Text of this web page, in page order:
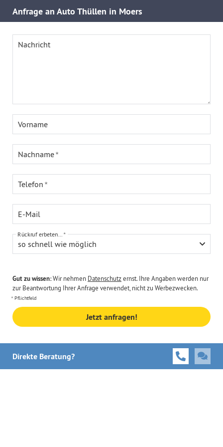
Anfrage an Auto Thüllen in Moers
Nachricht
Vorname
Nachname
Telefon
E-Mail
so schnell wie möglich
Rückruf erbeten...
Gut zu wissen:Wir nehmen Datenschutzernst. Ihre Angaben werden nur
zur Beantwortung Ihrer Anfrage verwendet, nicht zu Werbezwecken.
Pflichtfeld
Jetzt anfragen!
Direkte Beratung?